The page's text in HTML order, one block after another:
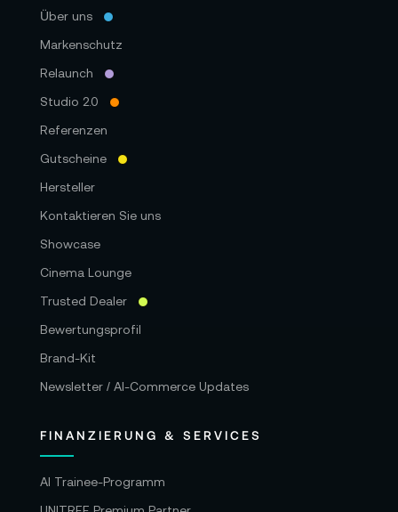
Über uns
Markenschutz
Relaunch
Studio 2.0
Referenzen
Gutscheine
Hersteller
Kontaktieren Sie uns
Showcase
Cinema Lounge
Trusted Dealer
Bewertungsprofil
Brand-Kit
Newsletter / AI-Commerce Updates
FINANZIERUNG & SERVICES
AI Trainee-Programm